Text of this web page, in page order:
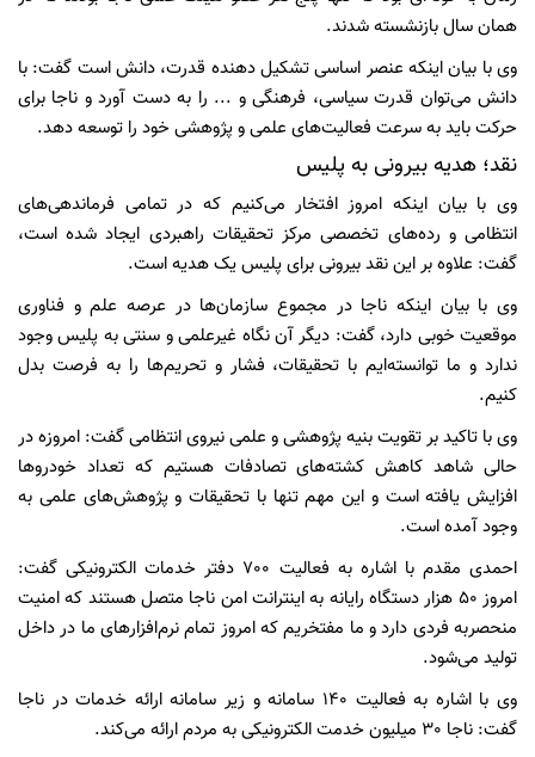
همان سال بازنشسته شدند.
وی با بیان اینکه عنصر اساسی تشکیل دهنده قدرت، دانش است گفت: با
دانش می‌توان قدرت سیاسی، فرهنگی و ... را به دست آورد و ناجا برای
حرکت باید به سرعت فعالیت‌های علمی و پژوهشی خود را توسعه دهد.
نقد؛ هدیه بیرونی به پلیس
وی با بیان اینکه امروز افتخار می‌کنیم که در تمامی فرماندهی‌های
انتظامی و رده‌های تخصصی مرکز تحقیقات راهبردی ایجاد شده است،
گفت: علاوه بر این نقد بیرونی برای پلیس یک هدیه است.
وی با بیان اینکه ناجا در مجموع سازمان‌ها در عرصه علم و فناوری
موقعیت خوبی دارد، گفت: دیگر آن نگاه غیرعلمی و سنتی به پلیس وجود
ندارد و ما توانسته‌ایم با تحقیقات، فشار و تحریم‌ها را به فرصت بدل
کنیم.
وی با تاکید بر تقویت بنیه پژوهشی و علمی نیروی انتظامی گفت: امروزه در
حالی شاهد کاهش کشته‌های تصادفات هستیم که تعداد خودروها
افزایش یافته است و این مهم تنها با تحقیقات و پژوهش‌های علمی به
وجود آمده است.
احمدی مقدم با اشاره به فعالیت 700 دفتر خدمات الکترونیکی گفت:
امروز 50 هزار دستگاه رایانه به اینترانت امن ناجا متصل هستند که امنیت
منحصربه فردی دارد و ما مفتخریم که امروز تمام نرم‌افزارهای ما در داخل
تولید می‌شود.
وی با اشاره به فعالیت 140 سامانه و زیر سامانه ارائه خدمات در ناجا
گفت: ناجا 30 میلیون خدمت الکترونیکی به مردم ارائه می‌کند.